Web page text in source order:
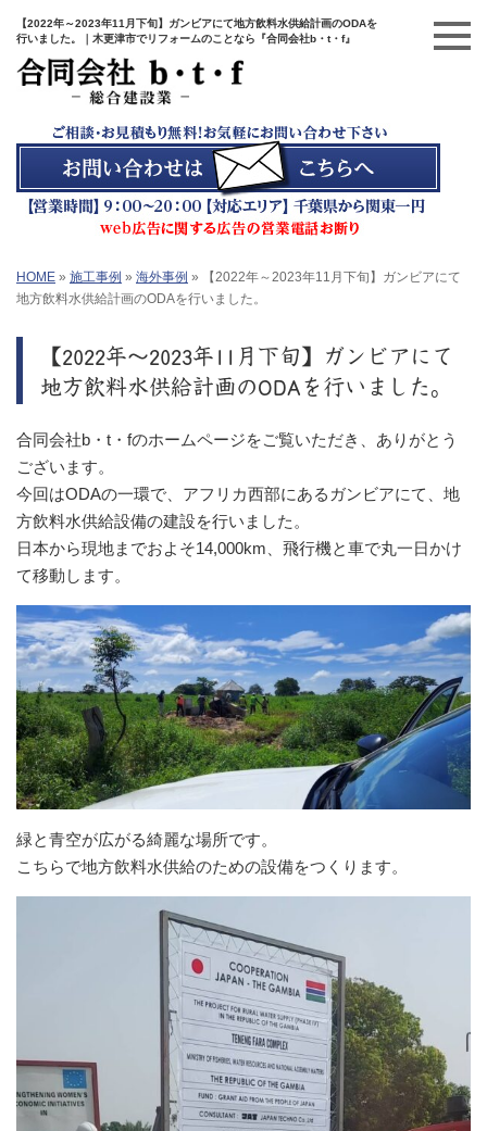
【2022年～2023年11月下旬】ガンビアにて地方飲料水供給計画のODAを
行いました。｜木更津市でリフォームのことなら『合同会社b・t・f』
HOME » 施工事例 » 海外事例 »
【2022年～2023年11月下旬】ガンビアにて
地方飲料水供給計画のODAを行いました。
【2022年～2023年11月下旬】ガンビアにて
地方飲料水供給計画のODAを行いました。
合同会社b・t・fのホームページをご覧いただき、ありがとう
ございます。
今回はODAの一環で、アフリカ西部にあるガンビアにて、地
方飲料水供給設備の建設を行いました。
日本から現地までおよそ14,000km、飛行機と車で丸一日かけ
て移動します。
緑と青空が広がる綺麗な場所です。
こちらで地方飲料水供給のための設備をつくります。